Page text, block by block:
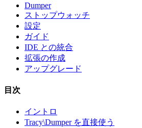
Dumper
ストップウォッチ
設定
ガイド
IDE との統合
拡張の作成
アップグレード
目次
イントロ
Tracy\Dumper を直接使う